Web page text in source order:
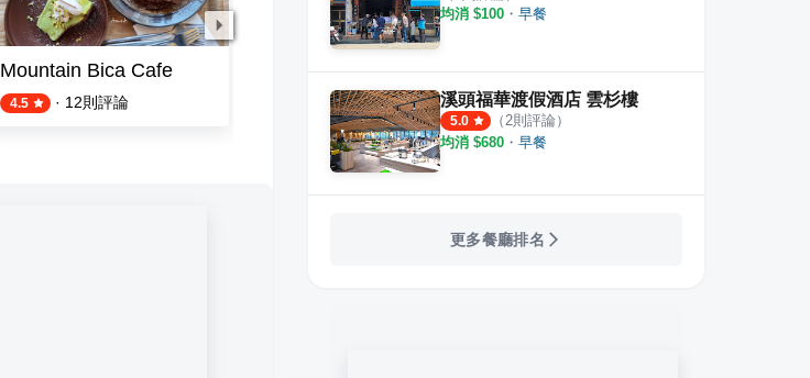
Mountain Bica Cafe
4.5 · 12則評論 10則評論 6則評論
均消 $100 ・ 早餐
溪頭福華渡假酒店 雲杉樓
5.0 （ 2則評論）
均消 $680 ・ 早餐
更多餐廳排名